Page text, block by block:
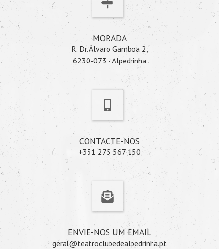
MORADA
R. Dr. Álvaro Gamboa 2,
6230-073 - Alpedrinha
CONTACTE-NOS
+351 275 567 150
ENVIE-NOS UM EMAIL
geral@teatroclubedealpedrinha.pt